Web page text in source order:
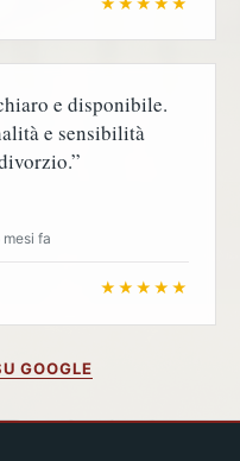
★★★★★
e disponibile.
e sensibilità
mesi fa
★★★★★
GOOGLE